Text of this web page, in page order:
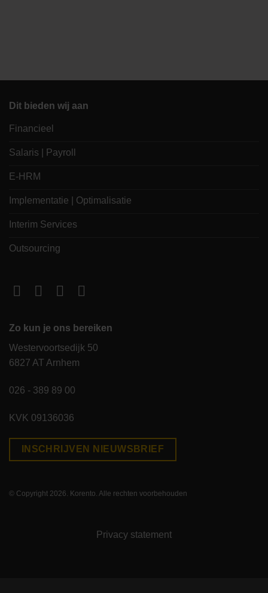
Dit bieden wij aan
Financieel
Salaris | Payroll
E-HRM
Implementatie | Optimalisatie
Interim Services
Outsourcing
Zo kun je ons bereiken
Westervoortsedijk 50
6827 AT Arnhem
026 - 389 89 00
KVK 09136036
INSCHRIJVEN NIEUWSBRIEF
© Copyright 2026. Korento. Alle rechten voorbehouden
Privacy statement